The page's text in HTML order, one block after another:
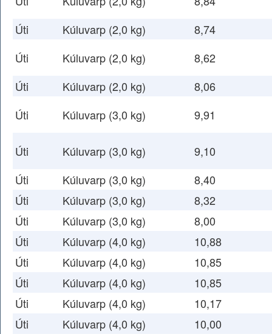
Úti
Kúluvarp (2,0 kg)
8,74
Úti
Kúluvarp (2,0 kg)
8,62
Úti
Kúluvarp (2,0 kg)
8,06
Úti
Kúluvarp (3,0 kg) 9,91
Úti Kúluvarp (3,0 kg)
9,10
Úti
Kúluvarp (3,0 kg)
8,40
Úti
Kúluvarp (3,0 kg)
8,32
Úti
Kúluvarp (3,0 kg)
8,00
Úti
Kúluvarp (4,0 kg)
10,88
Úti
Kúluvarp (4,0 kg)
10,85
Úti
Kúluvarp (4,0 kg)
10,85
Úti
Kúluvarp (4,0 kg)
10,17
Úti
Kúluvarp (4,0 kg)
10,00